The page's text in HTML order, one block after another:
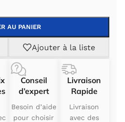
AU PANIER
Ajouter à la liste
Conseil
d’expert
Besoin d’aide
pour choisir
Livraison
Rapide
Livraison
avec des